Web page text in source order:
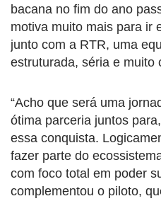
bacana no fim do ano
motiva muito mais para ir
junto com a RTR, uma
estruturada, séria e muito
“Acho que será uma
ótima parceria juntos
essa conquista.
fazer parte do
com foco total em poder
complementou o piloto,